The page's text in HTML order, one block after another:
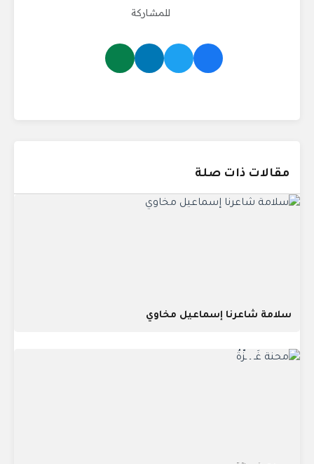
للمشاركة
مقالات ذات صلة
سلامة شاعرنا إسماعيل مخاوي